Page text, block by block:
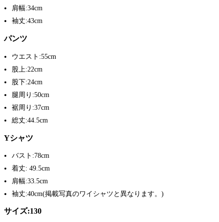
肩幅:34cm
袖丈:43cm
パンツ
ウエスト:55cm
股上:22cm
股下:24cm
腿周り:50cm
裾周り:37cm
総丈:44.5cm
Yシャツ
バスト:78cm
着丈: 49.5cm
肩幅:33.5cm
袖丈:40cm(掲載写真のワイシャツと異なります。)
サイズ:130